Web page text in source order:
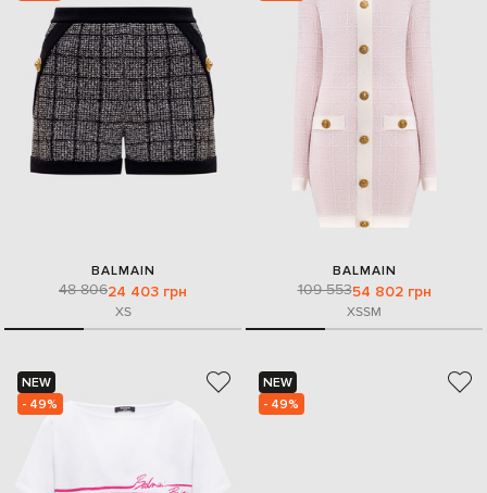
BALMAIN
48 80624 403 грн
XS
BALMAIN
109 55354 802 грн
XSSM
NEW
- 49%
NEW
- 49%